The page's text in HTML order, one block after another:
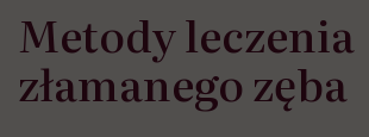
Metody leczenia
złamanego zęba